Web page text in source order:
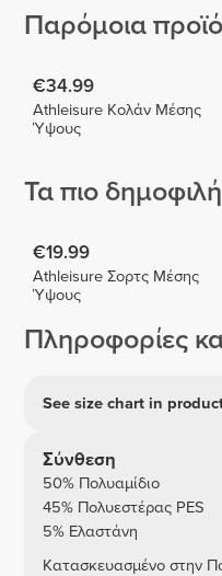
Παρόμοια
€34.99
Athleisure Κολάν Μέσης
Ύψους
Τα πιο δημοφιλή
€19.99
Athleisure Σορτς Μέσης
Ύψους
Πληροφορίες
See size chart in
Σύνθεση
50% Πολυαμίδιο
45% Πολυεστέρας PES
5% Ελαστάνη
Κατασκευασμένο στην